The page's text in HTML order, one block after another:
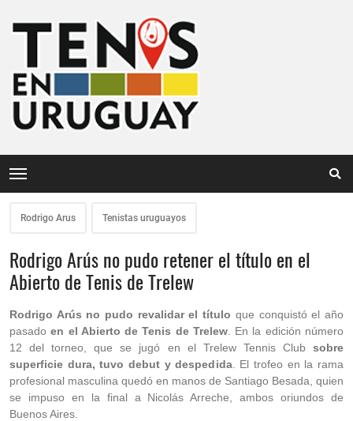
Rodrigo Arus Tenistas uruguayos
Rodrigo Arús no pudo retener el título en el
Abierto de Tenis de Trelew
Rodrigo Arús no pudo revalidar el título que conquistó el año
pasadoen el Abierto de Tenis de Trelew. En la edición número
12 del torneo, que se jugó en el Trelew Tennis Club sobre
superficie dura, tuvo debut y despedida. El trofeo en la rama
profesional masculina quedó en manos de Santiago Besada, quien
se impuso en la final a Nicolás Arreche, ambos oriundos de
Buenos Aires.